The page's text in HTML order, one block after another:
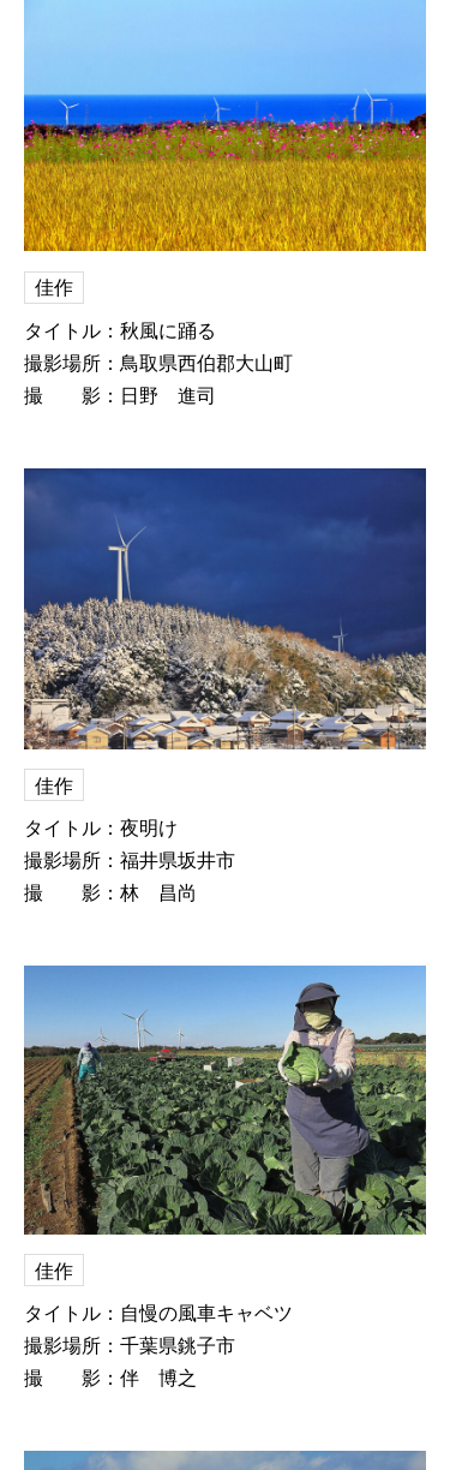
佳作
タイトル：秋風に踊る
撮影場所：鳥取県西伯郡大山町
撮 影：日野 進司
佳作
タイトル：夜明け
撮影場所：福井県坂井市
撮 影：林 昌尚
佳作
タイトル：自慢の風車キャベツ
撮影場所：千葉県銚子市
撮 影：伴 博之